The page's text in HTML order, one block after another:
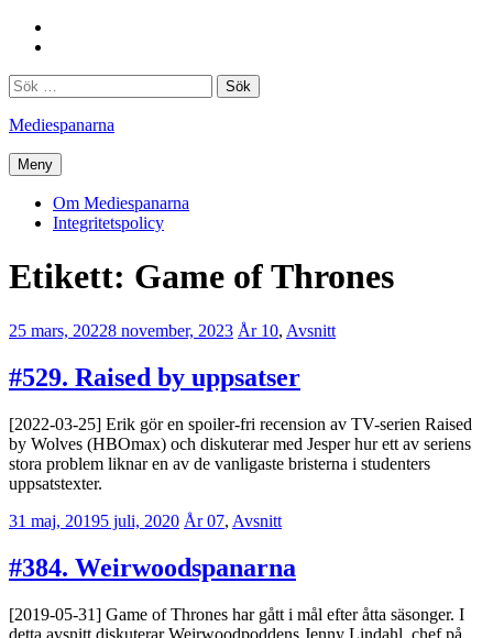
Hoppa
Sök
efter:
Mediespanarna
Meny
Om Mediespanarna
Integritetspolicy
Etikett: Game of Thrones
25 mars, 20228 november, 2023 Erik
År 10, Avsnitt
#529. Raised by uppsatser
[2022-03-25] Erik gör en spoiler-fri recension av TV-serien Raised
by Wolves (HBOmax) och diskuterar med Jesper hur ett av seriens
stora problem liknar en av de vanligaste bristerna i studenters
uppsatstexter.
31 maj, 20195 juli, 2020 Erik
År 07, Avsnitt
#384. Weirwoodspanarna
[2019-05-31] Game of Thrones har gått i mål efter åtta säsonger. I
detta avsnitt diskuterar Weirwoodpoddens Jenny Lindahl, chef på